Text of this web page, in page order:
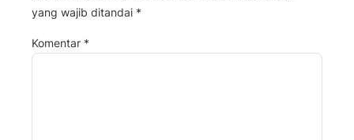
yang wajib ditandai *
Komentar *